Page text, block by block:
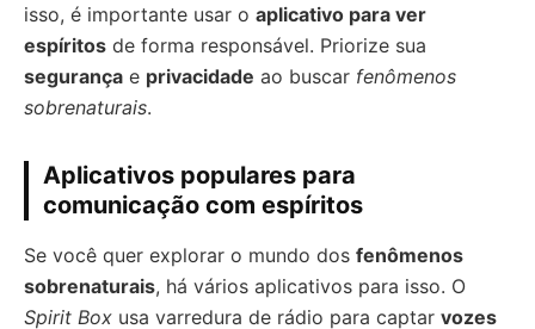
isso, é importante usar o aplicativo para ver
espíritos de forma responsável. Priorize sua
segurança e privacidade ao buscar fenômenos
sobrenaturais.
Aplicativos populares para
comunicação com espíritos
Se você quer explorar o mundo dos fenômenos
sobrenaturais, há vários aplicativos para isso. O
Spirit Box usa varredura de rádio para captar vozes